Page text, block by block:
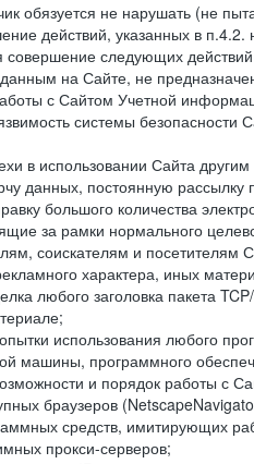
обязуется не нарушать (не
действий, указанных в
совершение следующих
на Сайте, не
с Сайтом Учетной
системы
в использовании Сайта
данных, постоянную
большого количества
за рамки нормального
соискателям и
характера, иных
любого заголовка пакета
использования любого
машины, программного
и порядок работы с
браузеров
средств, имитирующих
прокси-серверов;